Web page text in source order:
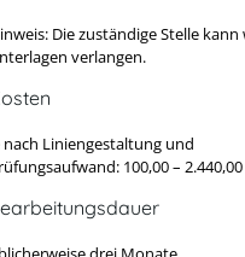
Die zuständige Stelle kann
verlangen.
nach Liniengestaltung und
100,00 – 2.440,00